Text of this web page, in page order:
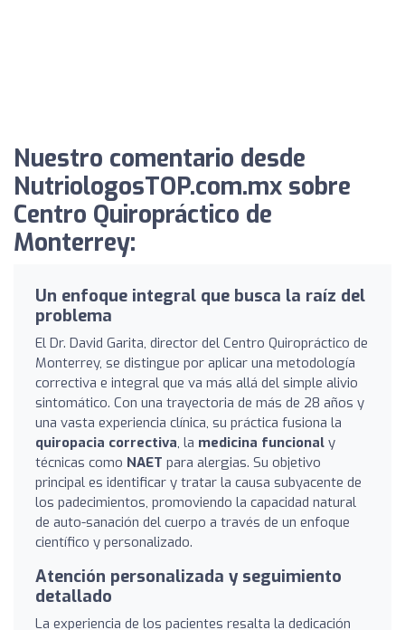
Nuestro comentario desde
NutriologosTOP.com.mx sobre
Centro Quiropráctico de
Monterrey:
Un enfoque integral que busca la raíz del
problema
El Dr. David Garita, director del Centro Quiropráctico de
Monterrey, se distingue por aplicar una metodología
correctiva e integral que va más allá del simple alivio
sintomático. Con una trayectoria de más de 28 años y
una vasta experiencia clínica, su práctica fusiona la
quiropacia correctiva, la medicina funcional y
técnicas como NAET para alergias. Su objetivo
principal es identificar y tratar la causa subyacente de
los padecimientos, promoviendo la capacidad natural
de auto-sanación del cuerpo a través de un enfoque
científico y personalizado.
Atención personalizada y seguimiento
detallado
La experiencia de los pacientes resalta la dedicación